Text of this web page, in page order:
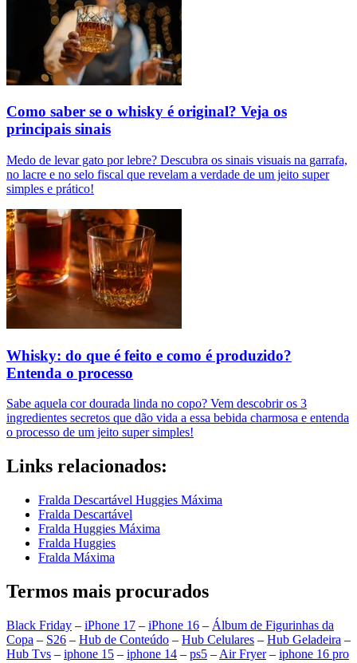
Como saber se o whisky é original? Veja os
principais sinais
Medo de levar gato por lebre? Descubra os sinais visuais na garrafa,
no lacre e no selo fiscal que revelam a verdade de um jeito super
simples e prático!
Whisky: do que é feito e como é produzido?
Entenda o processo
Sabe aquela cor dourada linda no copo? Vem descobrir os 3
ingredientes secretos que dão vida a essa bebida charmosa e entenda
o processo de um jeito super simples!
Links relacionados:
Fralda Descartável Huggies Máxima
Fralda Descartável
Fralda Huggies Máxima
Fralda Huggies
Fralda Máxima
Termos mais procurados
Black Friday – iPhone 17 – iPhone 16 – Álbum de Figurinhas da
Copa – S26 – Hub de Conteúdo – Hub Celulares – Hub Geladeira –
Hub Tvs – iphone 15 – iphone 14 – ps5 – Air Fryer– iphone 16 pro